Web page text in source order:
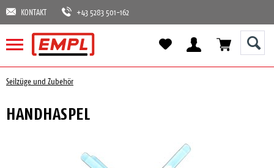
KONTAKT +43 5283 501-162
Seilzüge und Zubehör
HANDHASPEL